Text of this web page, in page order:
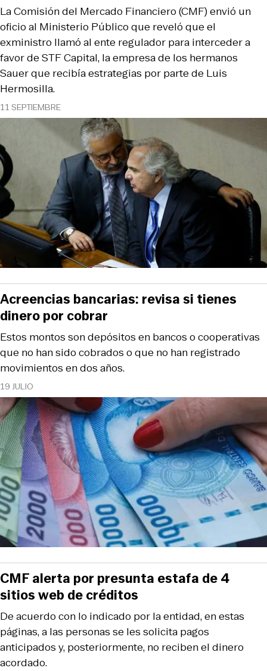
11 SEPTIEMBRE
La Comisión del Mercado Financiero (CMF) envió un
oficio al Ministerio Público que reveló que el
exministro llamó al ente regulador para interceder a
favor de STF Capital, la empresa de los hermanos
Sauer que recibía estrategias por parte de Luis
Hermosilla.
19 JULIO
Estos montos son depósitos en bancos o cooperativas
que no han sido cobrados o que no han registrado
movimientos en dos años.
Acreencias bancarias: revisa si tienes
dinero por cobrar
De acuerdo con lo indicado por la entidad, en estas
páginas, a las personas se les solicita pagos
anticipados y, posteriormente, no reciben el dinero
acordado.
CMF alerta por presunta estafa de 4
sitios web de créditos